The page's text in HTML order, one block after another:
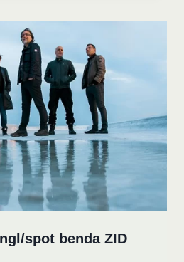
spot benda ZID